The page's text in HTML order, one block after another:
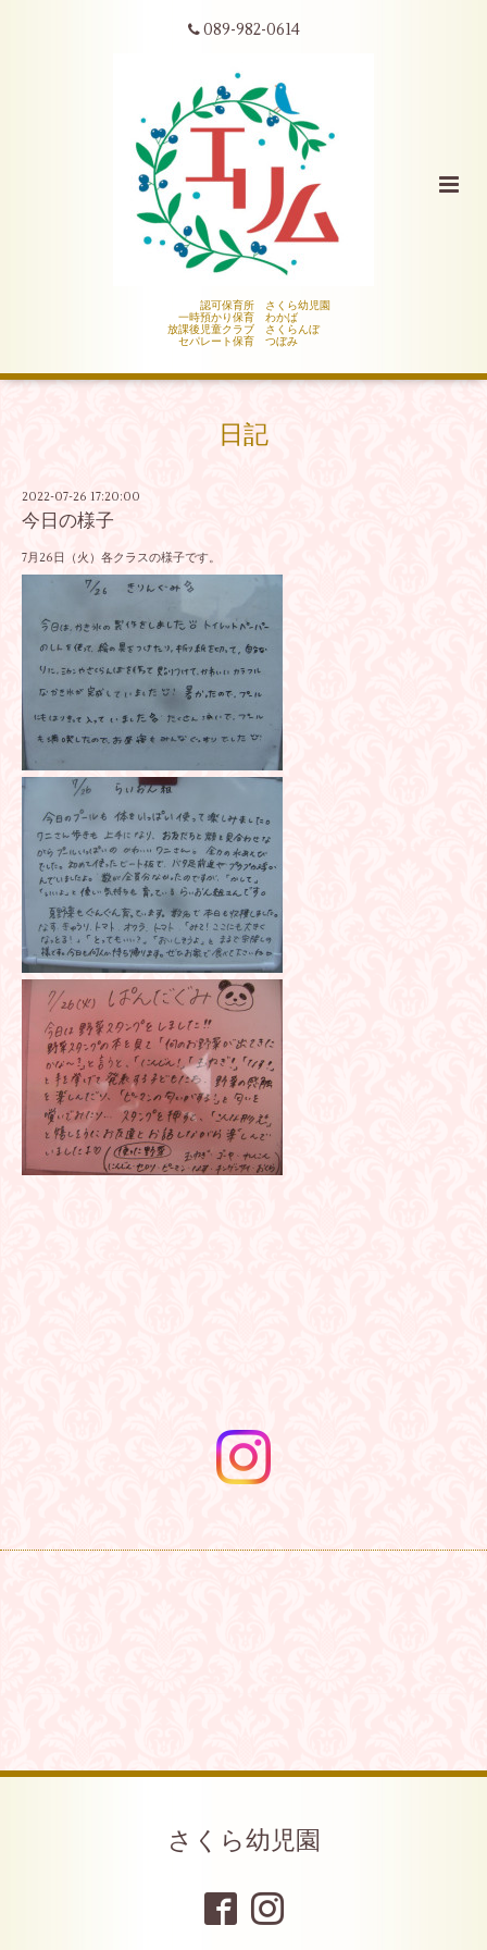
089-982-0614
認可保育所 さくら幼児園
一時預かり保育 わかば
放課後児童クラブ さくらんぼ
セパレート保育 つぼみ
日記
2022-07-26 17:20:00
今日の様子
7月26日（火）各クラスの様子です。
さくら幼児園